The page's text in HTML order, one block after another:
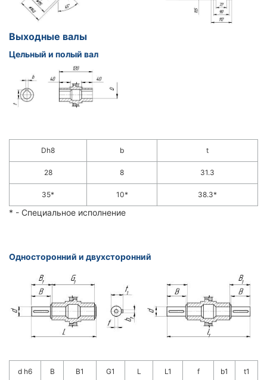
Выходные валы
Цельный и полый вал
Dh8 b t
28 8 31.3
35* 10* 38.3*
* - Специальное исполнение
Односторонний и двухсторонний
d h6 B B1 G1 L L1 f b1 t1